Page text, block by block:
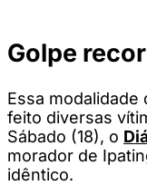
Golpe
Essa
feito diversas
Sábado (18), o
morador de
idêntico.